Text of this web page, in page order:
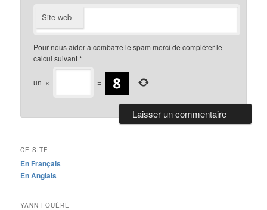
Site web
Pour nous aider a combatre le spam merci de compléter le
calcul suivant*
un × =
CE SITE
En Français
En Anglais
YANN FOUÉRÉ